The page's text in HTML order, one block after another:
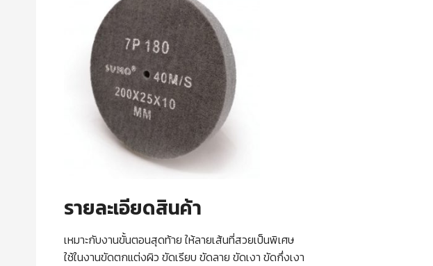
รายละเอียดสินค้า
เหมาะกับงานขั้นตอนสุดท้าย ให้ลายเส้นที่สวยเป็นพิเศษ
ใช้ในงานขัดตกแต่งผิว ขัดเรียบ ขัดลาย ขัดเงา ขัดกึ่งเงา